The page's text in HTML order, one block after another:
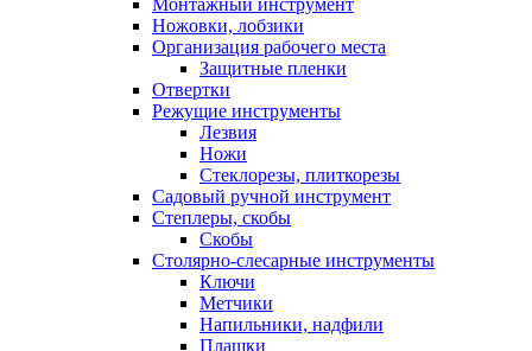
Ножовки, лобзики
Организация рабочего места
Защитные пленки
Отвертки
Режущие инструменты
Лезвия
Ножи
Стеклорезы, плиткорезы
Садовый ручной инструмент
Степлеры, скобы
Скобы
Столярно-слесарные инструменты
Ключи
Метчики
Напильники, надфили
Плашки